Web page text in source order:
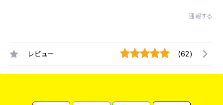
通報する
レビュー (62)